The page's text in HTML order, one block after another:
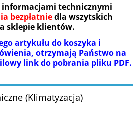
technicznymi
bezpłatniedla wszytskich
sklepie klientów.
artykułu do koszyka i
otrzymają Państwo na
link do pobrania pliku PDF.
(Klimatyzacja)